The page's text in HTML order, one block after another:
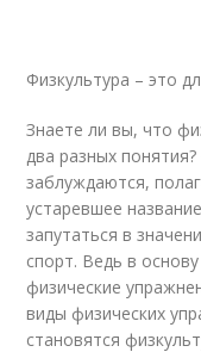
Физкультура – это
Знаете ли вы, что
два разных
заблуждаются,
устаревшее
запутаться в
спорт. Ведь в
физические
виды физических
становятся